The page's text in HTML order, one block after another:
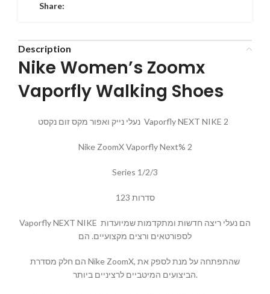
Share:
Description
Nike Women’s Zoomx
Vaporfly Walking Shoes
נעלי נייק ואפור מקס זום נקסט Vaporfly NEXT NIKE 2
Nike ZoomX Vaporfly Next% 2
Series 1/2/3
סדרות 123
Vaporfly NEXT NIKE הם נעלי ריצה חדשות ומתקדמות שמיועדות
לספורטאים ורצים מקצועיים. הם
הם חלק מסדרת Nike ZoomX, שהתפתחה על מנת לספק את
הביצועים המיטביים לרציניים ביותר.